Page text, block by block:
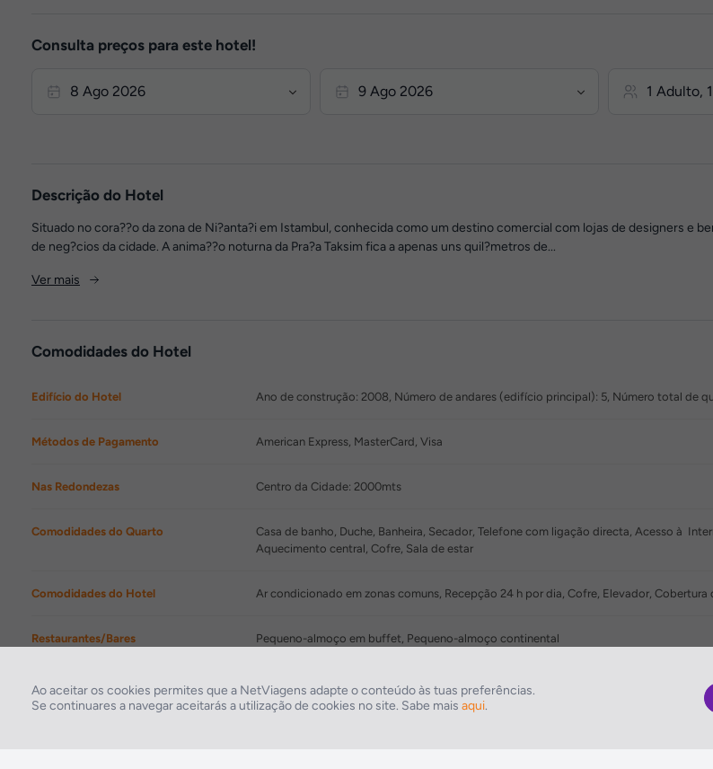
Consulta preços para este hotel!
Descrição do Hotel
Situado no cora??o da zona de Ni?anta?i em Istambul, conhecida como um destino comercial com lojas de designers e
de neg?cios da cidade. A anima??o noturna da Pra?a Taksim fica a apenas uns quil?metros de...
Ver mais
Comodidades do Hotel
Edifício do Hotel Ano de construção: 2008, Número de andares (edifício principal): 5, Número total de
Métodos de Pagamento American Express, MasterCard, Visa
Nas Redondezas Centro da Cidade: 2000mts
Comodidades do Quarto
Casa de banho, Duche, Banheira, Secador, Telefone com ligação directa, Acesso à
Aquecimento central, Cofre, Sala de estar
Comodidades do Hotel Ar condicionado em zonas comuns, Recepção 24 h por dia, Cofre, Elevador,
Restaurantes/Bares Pequeno-almoço em buffet, Pequeno-almoço continental
Comodidades de Lazer Hidromassagem, Sauna, Banho de vapor
Ao aceitar os cookies permites que a NetViagens adapte o conteúdo às tuas preferências.
Se continuares a navegar aceitarás a utilização de cookies no site. Sabe mais aqui.